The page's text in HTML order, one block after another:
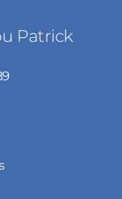
Patrick